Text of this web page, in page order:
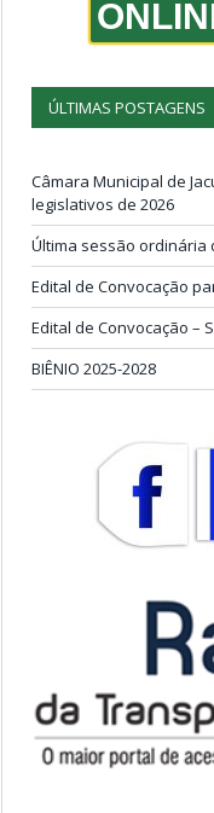
ÚLTIMAS POSTAGENS
Câmara Municipal de
legislativos de 2026
Última sessão ordinária
Edital de Convocação
Edital de Convocação –
BIÊNIO 2025-2028